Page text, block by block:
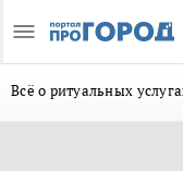
Всё о ритуальных